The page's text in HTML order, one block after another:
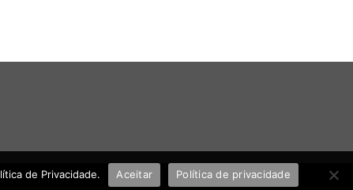
UHOST
de Privacidade. Aceitar Política de privacidade